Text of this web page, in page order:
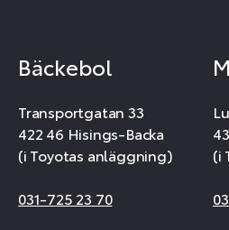
Bäckebol
Transportgatan 33
422 46 Hisings-Backa
(i Toyotas anläggning)
031-725 23 70
(i